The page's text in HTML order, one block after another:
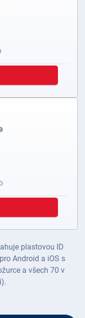
plastovou ID
Android a iOS s
a všech 70 v